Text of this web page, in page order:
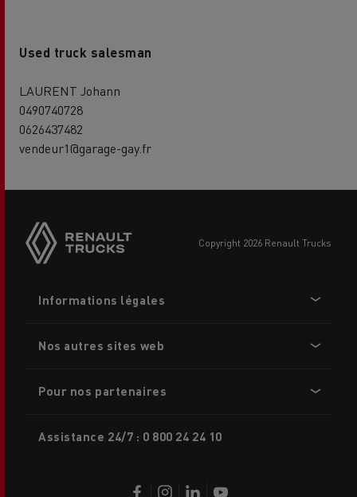
Used truck salesman
LAURENT Johann
0490740728
0626437482
vendeur1@garage-gay.fr
buttons
copyright 2026 Renault Trucks
menu
Informations légales
Nos autres sites web
Pour nos partenaires
Assistance 24/7 : 0 800 24 24 10